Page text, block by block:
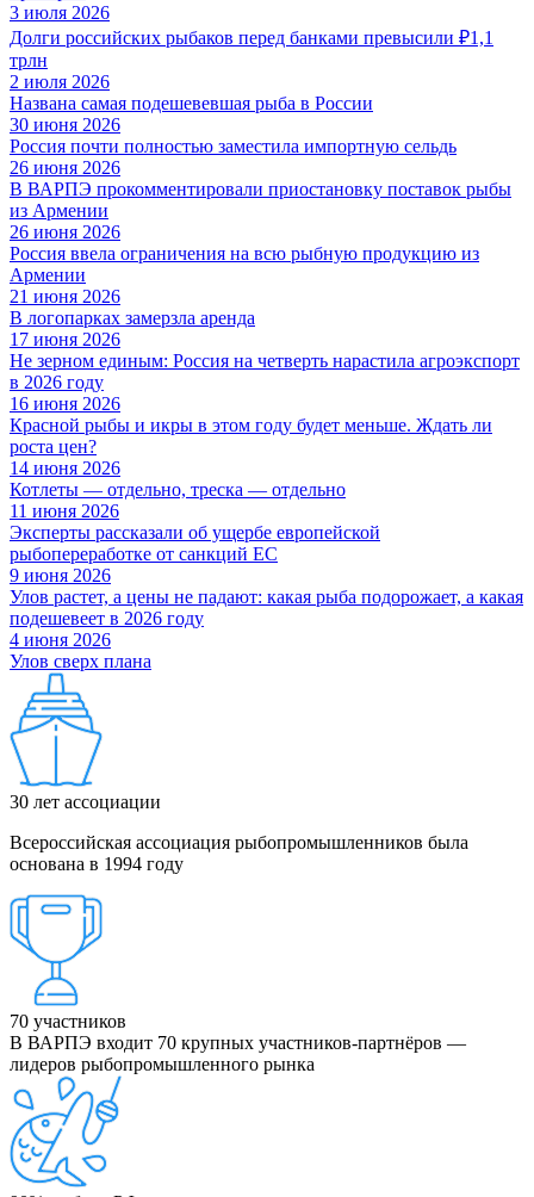
3 июля 2026
Долги российских рыбаков перед банками превысили ₽1,1
трлн
2 июля 2026
Названа самая подешевевшая рыба в России
30 июня 2026
Россия почти полностью заместила импортную сельдь
26 июня 2026
В ВАРПЭ прокомментировали приостановку поставок рыбы
из Армении
26 июня 2026
Россия ввела ограничения на всю рыбную продукцию из
Армении
21 июня 2026
В логопарках замерзла аренда
17 июня 2026
Не зерном единым: Россия на четверть нарастила агроэкспорт
в 2026 году
16 июня 2026
Красной рыбы и икры в этом году будет меньше. Ждать ли
роста цен?
14 июня 2026
Котлеты — отдельно, треска — отдельно
11 июня 2026
Эксперты рассказали об ущербе европейской
рыбопереработке от санкций ЕС
9 июня 2026
Улов растет, а цены не падают: какая рыба подорожает, а какая
подешевеет в 2026 году
4 июня 2026
Улов сверх плана
30 лет ассоциации
Всероссийская ассоциация рыбопромышленников была
основана в 1994 году
70 участников
В ВАРПЭ входит 70 крупных участников-партнёров —
лидеров рыбопромышленного рынка